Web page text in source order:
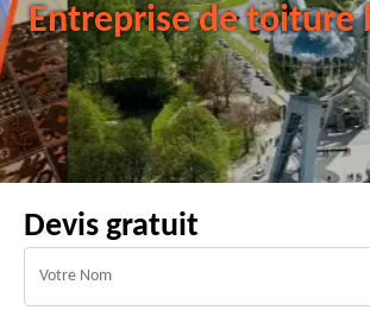
Entreprise de toiture
Devis gratuit